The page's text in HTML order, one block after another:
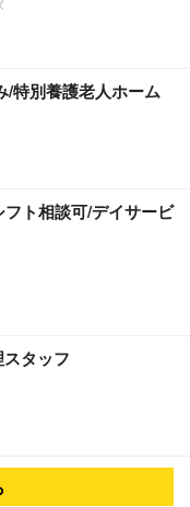
/特別養護老人ホーム
フト相談可/デイサービ
タッフ